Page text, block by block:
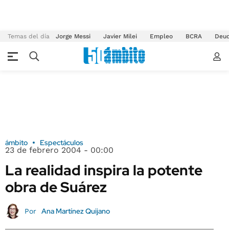
Temas del día Jorge Messi Javier Milei Empleo BCRA
ámbito Espectáculos
23 de febrero 2004 - 00:00
La realidad inspira la potente
obra de Suárez
Por Ana Martínez Quijano